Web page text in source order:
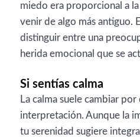
miedo era proporcional a
venir de algo más antiguo.
distinguir entre una
herida emocional que se
Si sentías calma
La calma suele cambiar
interpretación. Aunque la
tu serenidad sugiere